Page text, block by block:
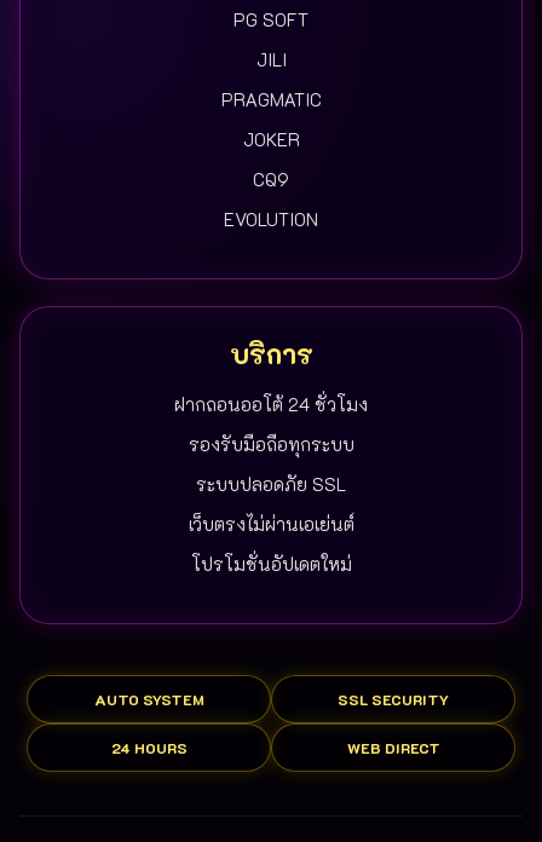
PG SOFT
JILI
PRAGMATIC
JOKER
CQ9
EVOLUTION
บริการ
ฝากถอนออโต้ 24 ชั่วโมง
รองรับมือถือทุกระบบ
ระบบปลอดภัย SSL
เว็บตรงไม่ผ่านเอเย่นต์
โปรโมชั่นอัปเดตใหม่
AUTO SYSTEM SSL SECURITY
24 HOURS WEB DIRECT